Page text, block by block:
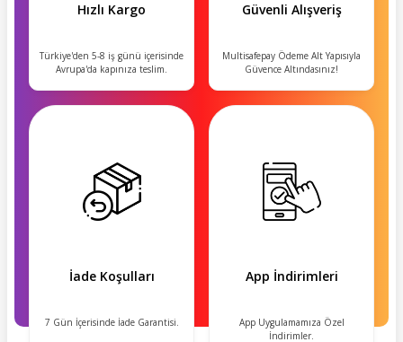
Hızlı Kargo
Türkiye'den 5-8 iş günü içerisinde
Avrupa'da kapınıza teslim.
Güvenli Alışveriş
Multisafepay Ödeme Alt Yapısıyla
Güvence Altındasınız!
İade Koşulları
7 Gün İçerisinde İade Garantisi.
App İndirimleri
App Uygulamamıza Özel
İndirimler.